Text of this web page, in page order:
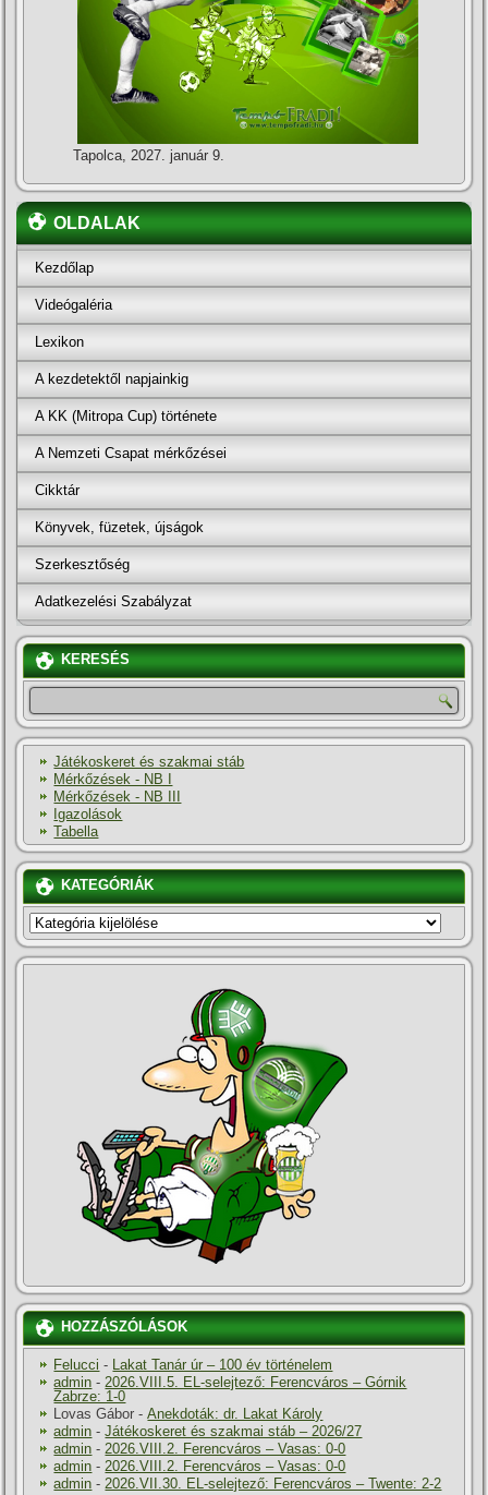
Tapolca, 2027. január 9.
OLDALAK
Kezdőlap
Videógaléria
Lexikon
A kezdetektől napjainkig
A KK (Mitropa Cup) története
A Nemzeti Csapat mérkőzései
Cikktár
Könyvek, füzetek, újságok
Szerkesztőség
Adatkezelési Szabályzat
KERESÉS
Játékoskeret és szakmai stáb
Mérkőzések - NB I
Mérkőzések - NB III
Igazolások
Tabella
KATEGÓRIÁK
KATEGÓRIÁK
HOZZÁSZÓLÁSOK
Felucci - Lakat Tanár úr – 100 év történelem
admin -2026.VIII.5. EL-selejtező: Ferencváros – Górnik
Zabrze: 1-0
Lovas Gábor -Anekdoták: dr. Lakat Károly
admin -Játékoskeret és szakmai stáb – 2026/27
admin -2026.VIII.2. Ferencváros – Vasas: 0-0
admin -2026.VIII.2. Ferencváros – Vasas: 0-0
admin -2026.VII.30. EL-selejtező: Ferencváros – Twente: 2-2